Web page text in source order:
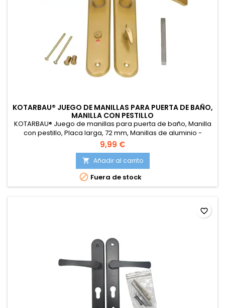
KOTARBAU® JUEGO DE MANILLAS PARA PUERTA DE BAÑO,
MANILLA CON PESTILLO
KOTARBAU® Juego de manillas para puerta de baño, Manilla
con pestillo, Placa larga, 72 mm, Manillas de aluminio -
dorado, 2 Manetas con cierre, Manijas diseño clásico
9,99 €
 Añadir al carrito
 Fuera de stock
favorite_border